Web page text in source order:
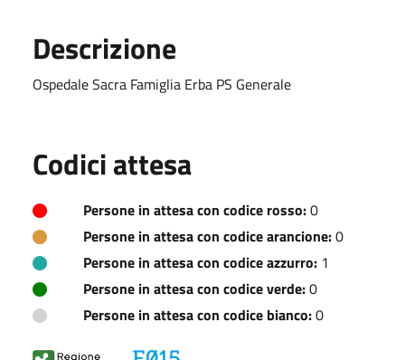
Descrizione
Ospedale Sacra Famiglia Erba PS Generale
Codici attesa
Persone in attesa con codice rosso:0
Persone in attesa con codice arancione:0
Persone in attesa con codice azzurro: 1
Persone in attesa con codice verde:0
Persone in attesa con codice bianco:0